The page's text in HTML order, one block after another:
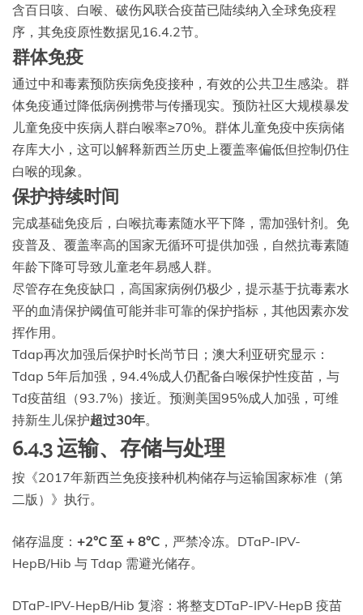
含百日咳、白喉、破伤风联合疫苗已陆续纳入全球免疫程
序，其免疫原性数据见16.4.2节。
群体免疫
通过中和毒素预防疾病免疫接种，有效的公共卫生感染。群
体免疫通过降低病例携带与传播现实。预防社区大规模暴发
儿童免疫中疾病人群白喉率≥70%。群体儿童免疫中疾病储
存库大小，这可以解释新西兰历史上覆盖率偏低但控制仍住
白喉的现象。
保护持续时间
完成基础免疫后，白喉抗毒素随水平下降，需加强针剂。免
疫普及、覆盖率高的国家无循环可提供加强，自然抗毒素随
年龄下降可导致儿童老年易感人群。
尽管存在免疫缺口，高国家病例仍极少，提示基于抗毒素水
平的血清保护阈值可能并非可靠的保护指标，其他因素亦发
挥作用。
Tdap再次加强后保护时长尚节日；澳大利亚研究显示：
Tdap 5年后加强，94.4%成人仍配备白喉保护性疫苗，与
Td疫苗组（93.7%）接近。预测美国95%成人加强，可维
持新生儿保护超过30年。
6.4.3 运输、存储与处理
按《2017年新西兰免疫接种机构储存与运输国家标准（第
二版）》执行。
储存温度： +2°C 至 + 8°C ，严禁冷冻。DTaP-IPV-
HepB/Hib 与 Tdap 需避光储存。
DTaP-IPV-HepB/Hib 复溶：将整支DTaP-IPV-HepB 疫苗